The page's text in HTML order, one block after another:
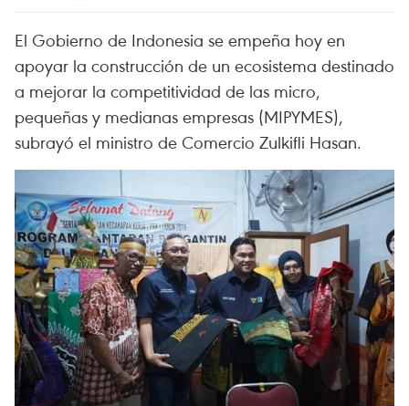
El Gobierno de Indonesia se empeña hoy en
apoyar la construcción de un ecosistema destinado
a mejorar la competitividad de las micro,
pequeñas y medianas empresas (MIPYMES),
subrayó el ministro de Comercio Zulkifli Hasan.